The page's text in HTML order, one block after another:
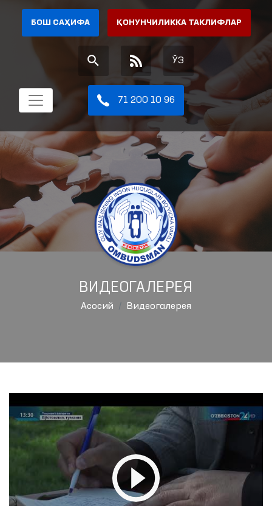
БОШ САҲИФА ҚОНУНЧИЛИККА ТАКЛИФЛАР
ЎЗ
71 200 10 96
ВИДЕОГАЛЕРЕЯ
Aсосий Видеогалерея